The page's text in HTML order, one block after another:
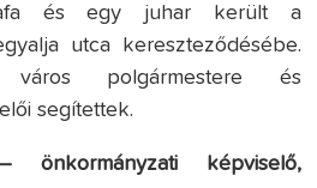
és egy juhar került a
utca kereszteződésébe.
város polgármestere és
segítettek.
önkormányzati képviselő,